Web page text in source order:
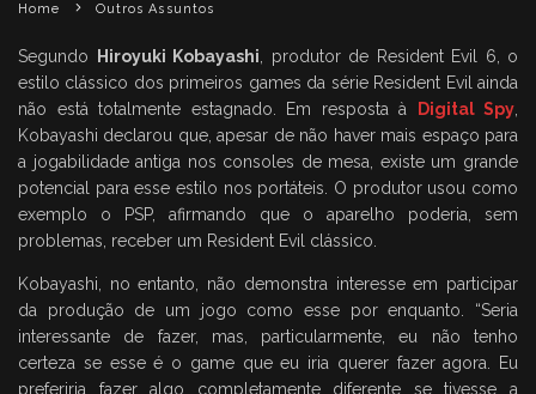
Home Outros Assuntos
Segundo Hiroyuki Kobayashi, produtor de Resident Evil 6, o
estilo clássico dos primeiros games da série Resident Evil ainda
não está totalmente estagnado. Em resposta à
Digital Spy,
Kobayashi declarou que, apesar de não haver mais espaço para
a jogabilidade antiga nos consoles de mesa, existe um grande
potencial para esse estilo nos portáteis. O produtor usou como
exemplo o PSP, afirmando que o aparelho poderia, sem
problemas, receber um Resident Evil clássico.
Kobayashi, no entanto, não demonstra interesse em participar
da produção de um jogo como esse por enquanto. “Seria
interessante de fazer, mas, particularmente, eu não tenho
certeza se esse é o game que eu iria querer fazer agora. Eu
preferiria fazer algo completamente diferente se tivesse a